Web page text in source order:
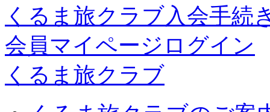
くるま旅クラブ入会手続
会員マイページログイン
くるま旅クラブ